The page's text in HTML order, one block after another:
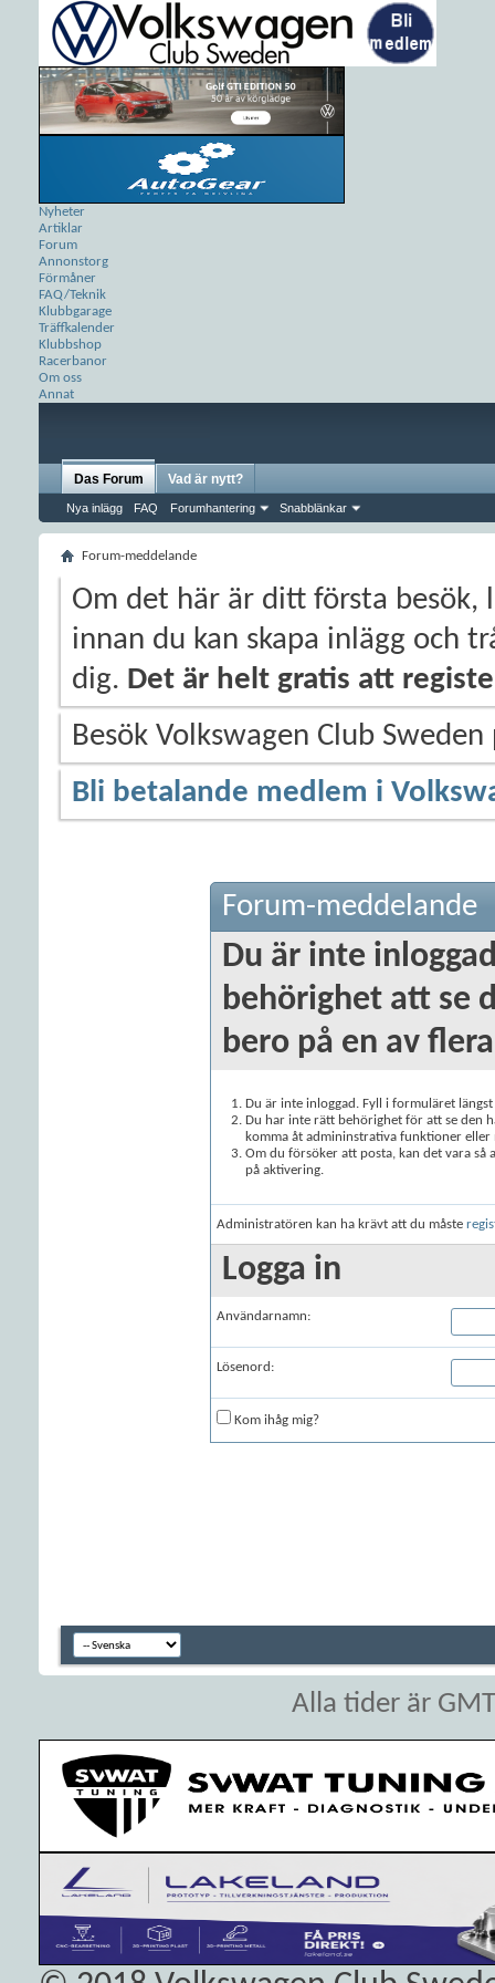
Nyheter
Artiklar
Forum
Annonstorg
Förmåner
FAQ/Teknik
Klubbgarage
Träffkalender
Klubbshop
Racerbanor
Om oss
Annat
Das Forum
Nya inlägg FAQ Forumhantering Snabblänkar
Vad är nytt?
Forum-meddelande
Om det här är ditt första besök,
innan du kan skapa inlägg och
dig. Det är helt gratis att
Besök Volkswagen Club
Bli betalande medlem i
Forum-meddelande
Du är inte
behörighet att se
bero på en av
Du är inte inloggad. Fyll i formuläret
Du har inte rätt behörighet för att se den
komma åt admininstrativa funktioner eller
Om du försöker att posta, kan det vara
på aktivering.
Administratören kan ha krävt att du måste
Logga in
Användarnamn:
Lösenord:
Kom ihåg mig?
Alla tider är